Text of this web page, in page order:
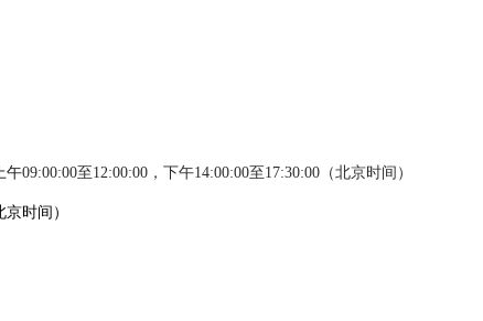
午09:00:00至12:00:00，下午14:00:00至17:30:00 （北京时间）
京时间）